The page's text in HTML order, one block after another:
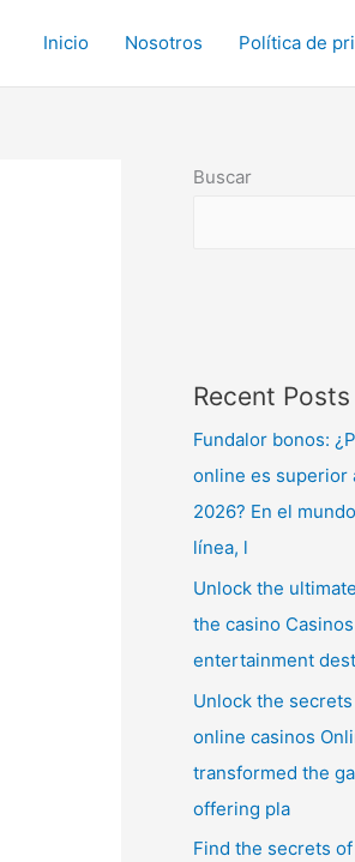
Inicio Nosotros Política de
Buscar
Recent Posts
Fundalor bonos:
online es superior
2026? En el
línea, l
Unlock the
the casino
entertainment
Unlock the
online casinos
transformed the
offering pla
Find the secrets